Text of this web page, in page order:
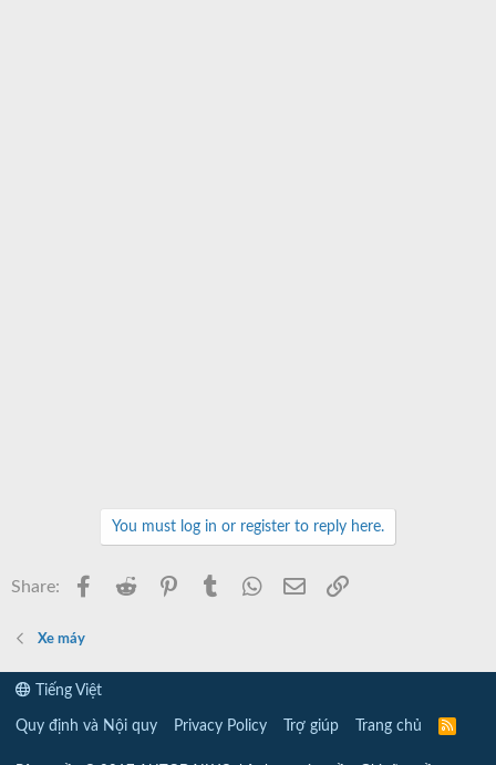
You must log in or register to reply here.
Share: Facebook
Reddit PinterestTumblr WhatsApp
Email
Xe máy
Tiếng Việt
Quy định và Nội quy Privacy Policy Trợ giúp Trang chủ
R